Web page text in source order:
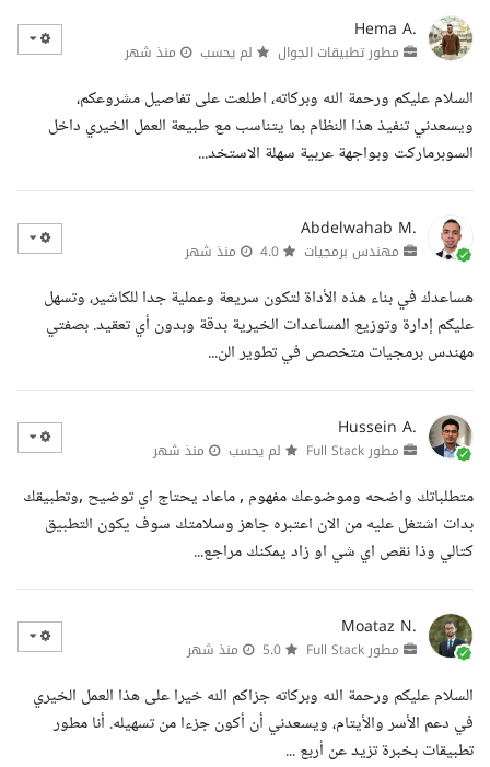
Hema A.
مطور تطبيقات الجوال لم يحسب منذ شهر
السلام عليكم ورحمة الله وبركاته، اطلعت على تفاصيل مشروعكم،
ويسعدني تنفيذ هذا النظام بما يتناسب مع طبيعة العمل الخيري داخل
السوبرماركت وبواجهة عربية سهلة الاستخد...
Abdelwahab M.
مهندس برمجيات منذ شهر
هساعدك في بناء هذه الأداة لتكون سريعة وعملية جدا للكاشير، وتسهل
عليكم إدارة وتوزيع المساعدات الخيرية بدقة وبدون أي تعقيد. بصفتي
مهندس برمجيات متخصص في تطوير الن...
Hussein A.
مطور Full Stack لم يحسب منذ شهر
متطلباتك واضحه وموضوعك مفهوم , ماعاد يحتاج اي توضيح ,وتطبيقك
بدات اشتغل عليه من الان اعتبره جاهز وسلامتك سوف يكون التطبيق
كتالي وذا نقص اي شي او زاد يمكنك مراجع...
Moataz N.
مطور Full Stack منذ شهر
السلام عليكم ورحمة الله وبركاته جزاكم الله خيرا على هذا العمل الخيري
في دعم الأسر والأيتام، ويسعدني أن أكون جزءا من تسهيله. أنا مطور
تطبيقات بخبرة تزيد عن أربع ...